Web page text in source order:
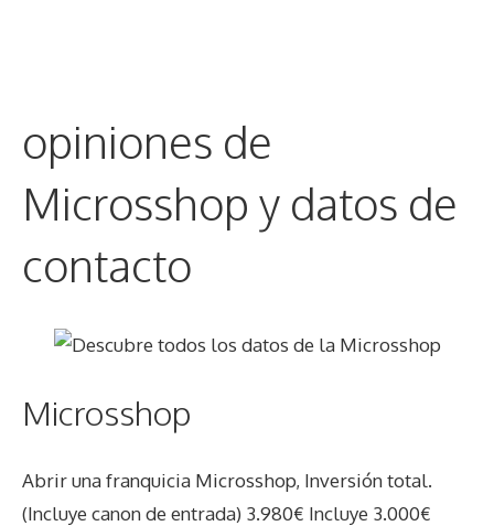
opiniones de
Microsshop y datos de
contacto
Microsshop
Abrir una franquicia Microsshop, Inversión total.
(Incluye canon de entrada) 3.980€ Incluye 3.000€